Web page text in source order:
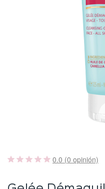
0.0 (0 opinión)